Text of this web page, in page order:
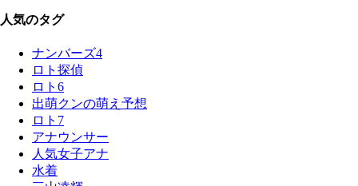
人気のタグ
ナンバーズ4
ロト探偵
ロト6
出萌クンの萌え予想
ロト7
アナウンサー
人気女子アナ
水着